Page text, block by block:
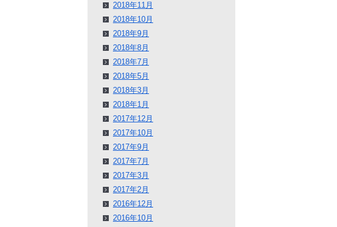
2018年11月
2018年10月
2018年9月
2018年8月
2018年7月
2018年5月
2018年3月
2018年1月
2017年12月
2017年10月
2017年9月
2017年7月
2017年3月
2017年2月
2016年12月
2016年10月